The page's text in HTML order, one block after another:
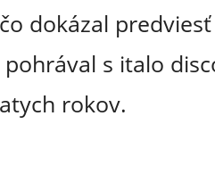
dokázal
s italo
rokov.